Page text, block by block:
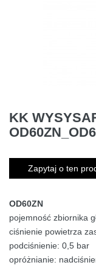
KK
Zapytaj o ten
OD60ZN
pojemność zbiornika
ciśnienie powietrza
podciśnienie: 0,5 bar
opróżnianie: